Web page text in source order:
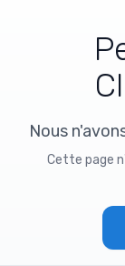
Nous
Cette page